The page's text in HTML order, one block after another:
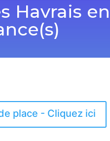
Havrais en
place - Cliquez ici